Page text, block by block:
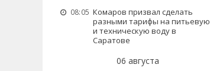
08:05 Комаров призвал сделать
разными тарифы на питьевую
и техническую воду в
Саратове
06 августа